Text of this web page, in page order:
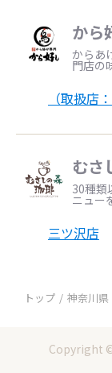
から
からあ
門店の
（取扱店
むさ
30種類
ニュー
三ツ沢店
トップ 神奈川県
Copyright